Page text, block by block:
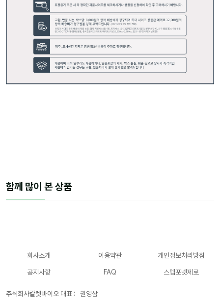
함께 많이 본 상품
회사소개 이용약관 개인정보처리방침
공지사항 FAQ 스텝포넷제로
주식회사칼렛바이오 대표 :
권영삼